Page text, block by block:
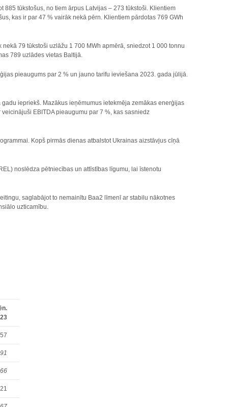
tūkstošus, no tiem ārpus Latvijas – 273 tūkstoši. Klientiem
kas ir par 47 % vairāk nekā pērn. Klientiem pārdotas 769 GWh
79 tūkstoši uzlāžu 1 700 MWh apmērā, sniedzot 1 000 tonnu
789 uzlādes vietas Baltijā.
pieaugums par 2 % un jauno tarifu ieviešana 2023. gada jūlijā.
iepriekš. Mazākus ieņēmumus ietekmēja zemākas enerģijas
EBITDA pieaugumu par 7 %, kas sasniedz
Kopš pirmās dienas atbalstot Ukrainas aizstāvjus cīņā
noslēdza pētniecības un attīstības līgumu, lai īstenotu
saglabājot to nemainītu Baa2 līmenī ar stabilu nākotnes
uzticamību.